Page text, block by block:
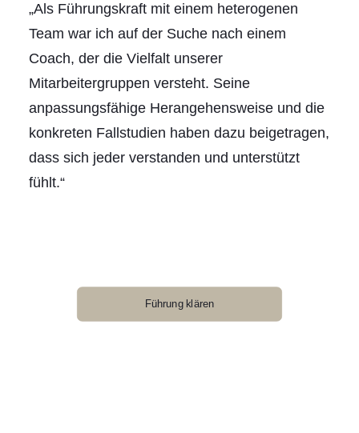
„Als Führungskraft mit einem heterogenen
Team war ich auf der Suche nach einem
Coach, der die Vielfalt unserer
Mitarbeitergruppen versteht. Seine
anpassungsfähige Herangehensweise und die
konkreten Fallstudien haben dazu beigetragen,
dass sich jeder verstanden und unterstützt
fühlt.“
Führung klären